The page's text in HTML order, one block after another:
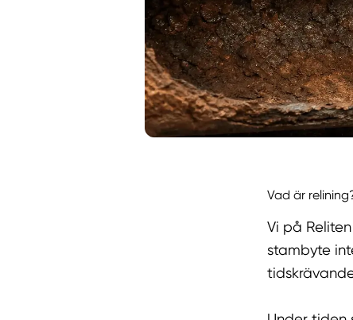
Vad är
Vi på
stambyte